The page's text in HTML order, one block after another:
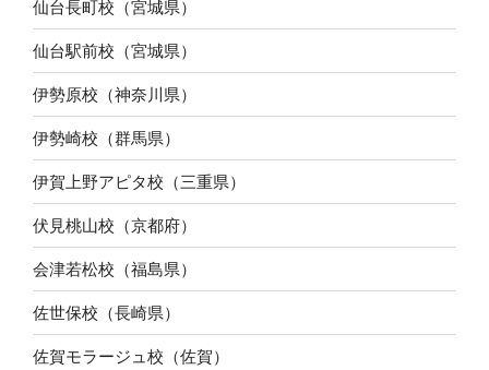
仙台長町校（宮城県）
仙台駅前校（宮城県）
伊勢原校（神奈川県）
伊勢崎校（群馬県）
伊賀上野アピタ校（三重県）
伏見桃山校（京都府）
会津若松校（福島県）
佐世保校（長崎県）
佐賀モラージュ校（佐賀）